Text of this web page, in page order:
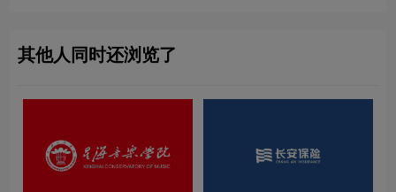
其他人同时还浏览了